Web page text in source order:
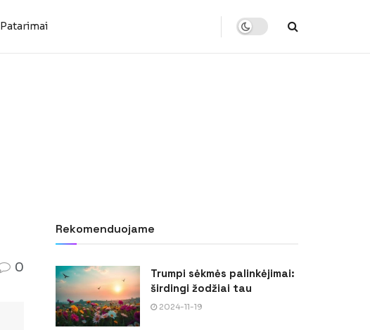
Patarimai
0
Rekomenduojame
Trumpi sėkmės palinkėjimai:
širdingi žodžiai tau
2024-11-19